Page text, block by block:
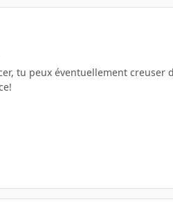
tu peux éventuellement